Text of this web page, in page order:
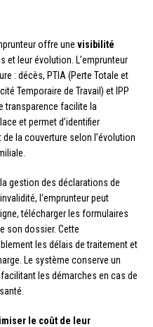
offre une visibilité
et leur évolution. L’emprunteur
: décès, PTIA (Perte Totale et
Temporaire de Travail) et IPP
transparence facilite la
et permet d’identifier
la couverture selon l’évolution
gestion des déclarations de
l’emprunteur peut
télécharger les formulaires
son dossier. Cette
les délais de traitement et
Le système conserve un
les démarches en cas de
le coût de leur